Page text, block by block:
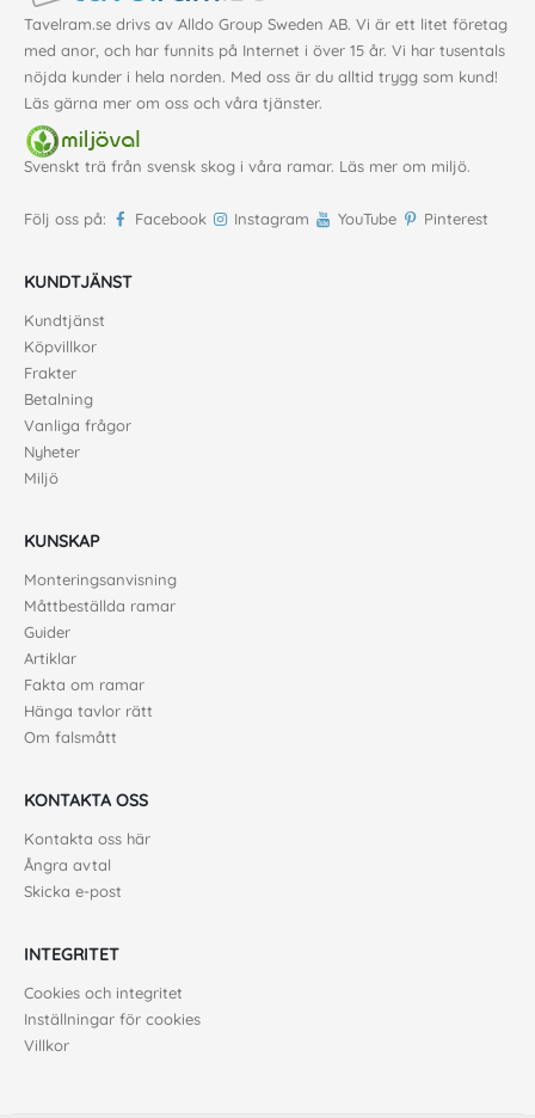
Tavelram.se drivs av Alldo Group Sweden AB. Vi är ett litet företag
med anor, och har funnits på Internet i över 15 år. Vi har tusentals
nöjda kunder i hela norden. Med oss är du alltid trygg som kund!
Läs gärna mer om oss och våra tjänster.
Svenskt trä från svensk skog i våra ramar. Läs mer om miljö.
Följ oss på: Facebook Instagram YouTube Pinterest
KUNDTJÄNST
Kundtjänst
Köpvillkor
Frakter
Betalning
Vanliga frågor
Nyheter
Miljö
KUNSKAP
Monteringsanvisning
Måttbeställda ramar
Guider
Artiklar
Fakta om ramar
Hänga tavlor rätt
Om falsmått
KONTAKTA OSS
Kontakta oss här
Ångra avtal
Skicka e-post
INTEGRITET
Cookies och integritet
Inställningar för cookies
Villkor